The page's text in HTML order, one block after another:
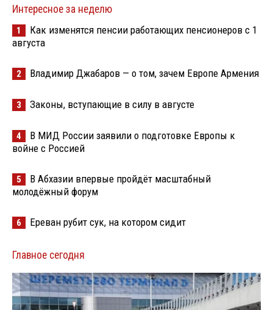
Интересное за неделю
1
Как изменятся пенсии работающих пенсионеров с 1
августа
2 Владимир Джабаров — о том, зачем Европе Армения
3 Законы, вступающие в силу в августе
4
В МИД России заявили о подготовке Европы к
войне с Россией
5
В Абхазии впервые пройдёт масштабный
молодёжный форум
6 Ереван рубит сук, на котором сидит
Главное сегодня